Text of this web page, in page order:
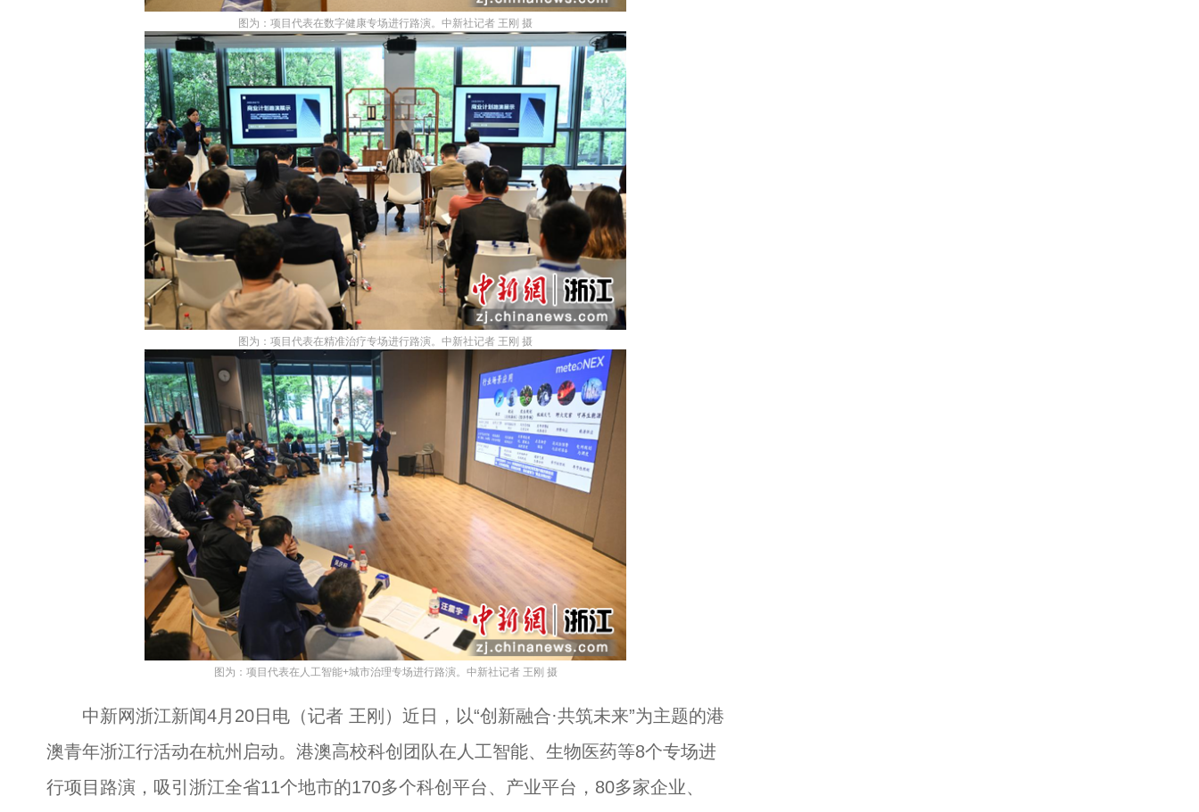
图为：项目代表在数字健康专场进行路演。中新社记者 王刚 摄
图为：项目代表在精准治疗专场进行路演。中新社记者 王刚 摄
图为：项目代表在人工智能+城市治理专场进行路演。中新社记者 王刚 摄
中新网浙江新闻4月20日电（记者 王刚）近日，以“创新融合·共筑未来”为主题的港
澳青年浙江行活动在杭州启动。港澳高校科创团队在人工智能、生物医药等8个专场进
行项目路演，吸引浙江全省11个地市的170多个科创平台、产业平台，80多家企业、